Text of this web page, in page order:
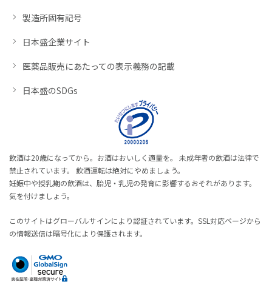
製造所固有記号
日本盛企業サイト
医薬品販売にあたっての表示義務の記載
日本盛のSDGs
飲酒は20歳になってから。お酒はおいしく適量を。 未成年者の飲酒は法律で
禁止されています。 飲酒運転は絶対にやめましょう。
妊娠中や授乳期の飲酒は、胎児・乳児の発育に影響するおそれがあります。
気を付けましょう。
このサイトはグローバルサインにより認証されています。SSL対応ページから
の情報送信は暗号化により保護されます。